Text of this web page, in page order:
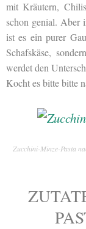
mit Kräutern,
schon genial. Aber
ist es ein purer
Schafskäse,
werdet den
Kocht es bitte bitte
Zucchini-Minze-Pasta